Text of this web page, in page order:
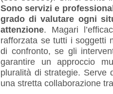
Sonoservizi e
grado di valutare ogni
attenzione. Magari
rafforzata setutti i soggetti
di confronto, se gli
garantire un approccio
pluralità di strategie. Serve
una stretta collaborazione